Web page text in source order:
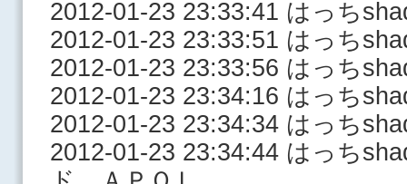
2012-01-23 23:33:41 はっち
2012-01-23 23:33:51 はっち
2012-01-23 23:33:56 はっち
2012-01-23 23:34:16 はっち
2012-01-23 23:34:34 はっち
2012-01-23 23:34:44 はっち